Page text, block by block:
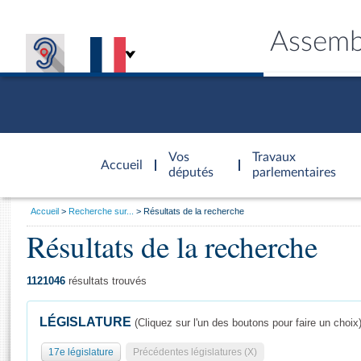
Accueil
d'accueil
Vos
députés
Travaux
parlementaires
Général
Vous
Accueil Recherche sur... Résultats de la recherche
Résultats de la recherche
1121046 résultats trouvés
LÉGISLATURE (Cliquez sur l'un des boutons pour faire un choix)
17e législature Précédentes législatures (X)